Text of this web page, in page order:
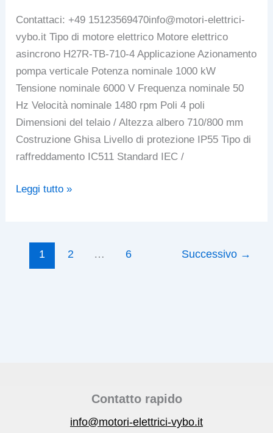
Contattaci: +49 15123569470info@motori-elettrici-
vybo.it Tipo di motore elettrico Motore elettrico
asincrono H27R-TB-710-4 Applicazione Azionamento
pompa verticale Potenza nominale 1000 kW
Tensione nominale 6000 V Frequenza nominale 50
Hz Velocità nominale 1480 rpm Poli 4 poli
Dimensioni del telaio / Altezza albero 710/800 mm
Costruzione Ghisa Livello di protezione IP55 Tipo di
raffreddamento IC511 Standard IEC /
Motore
raffreddato
Leggi tutto »
1 2 … 6 Successivo →
Contatto rapido
info@motori-elettrici-vybo.it